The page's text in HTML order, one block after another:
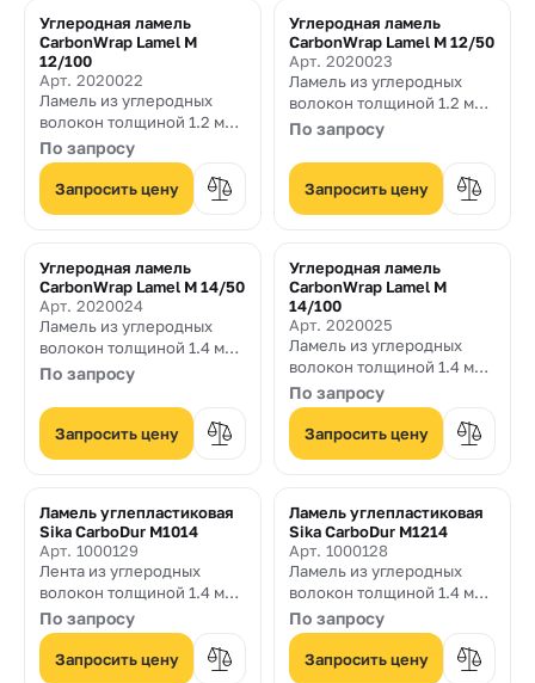
8
800
550-
03-
50
sales@mpkm.org
Углеродная ламель
CarbonWrap Lamel M
12/100
Арт. 2020022
Ламель из углеродных
волокон толщиной 1.2 мм.
и шириной 100 мм. с
модулем упругости 210
ГПа
По запросу
Запросить цену
Углеродная ламель
CarbonWrap Lamel M 12/50
Арт. 2020023
Ламель из углеродных
волокон толщиной 1.2 мм.
и шириной 50 мм. с
ГПа
По запросу
Запросить цену
Углеродная ламель
CarbonWrap Lamel M 14/50
Арт. 2020024
Ламель из углеродных
волокон толщиной 1.4 мм.
и шириной 50 мм. с
ГПа
По запросу
Запросить цену
Углеродная ламель
CarbonWrap Lamel M
14/100
Арт. 2020025
Ламель из углеродных
волокон толщиной 1.4 мм.
и шириной 100 мм. с
модулем упругости 210
ГПа
По запросу
Запросить цену
Ламель углепластиковая
Sika CarboDur M1014
Арт. 1000129
Лента из углеродных
волокон толщиной 1.4 мм.
и шириной 100 мм.
По запросу
Запросить цену
Ламель углепластиковая
Sika CarboDur M1214
Арт. 1000128
Ламель из углеродных
волокон толщиной 1.4 мм.
и шириной 120 мм.
По запросу
Запросить цену